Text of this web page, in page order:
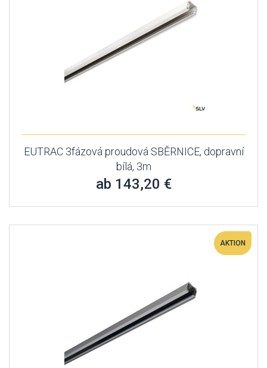
EUTRAC 3fázová proudová SBĚRNICE, dopravní
bílá, 3m
ab 143,20 €
AKTION